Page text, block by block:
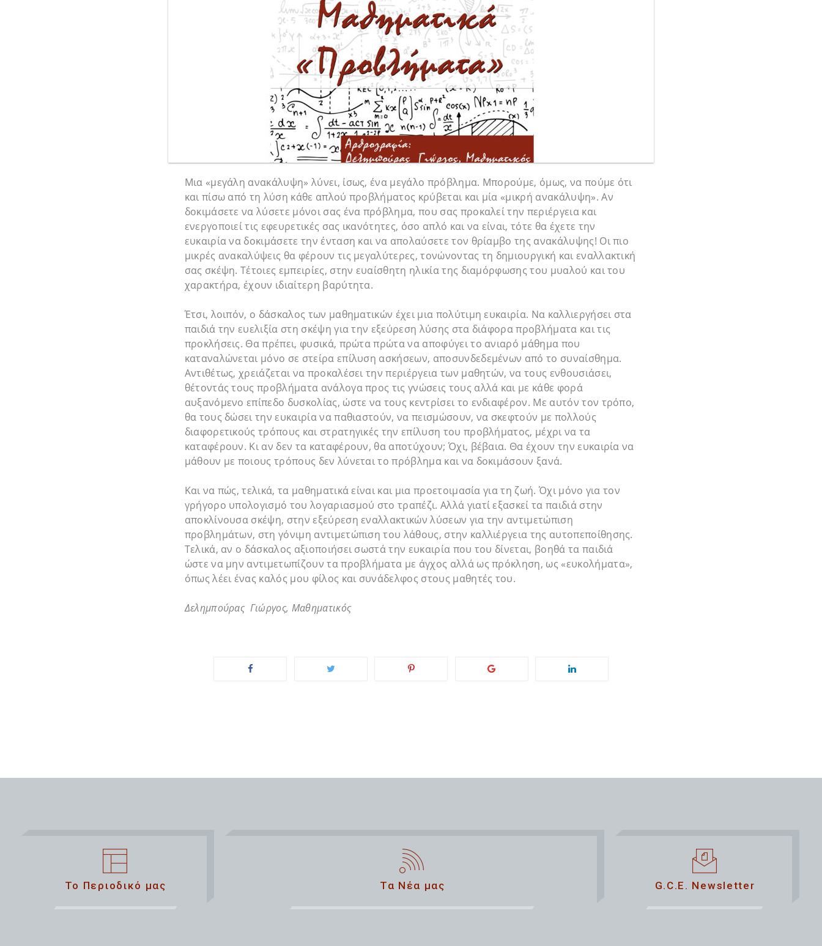
Μια «μεγάλη ανακάλυψη» λύνει, ίσως, ένα μεγάλο πρόβλημα. Μπορούμε, όμως, να πούμε ότι
και πίσω από τη λύση κάθε απλού προβλήματος κρύβεται και μία «μικρή ανακάλυψη». Αν
δοκιμάσετε να λύσετε μόνοι σας ένα πρόβλημα, που σας προκαλεί την περιέργεια και
ενεργοποιεί τις εφευρετικές σας ικανότητες, όσο απλό και να είναι, τότε θα έχετε την
ευκαιρία να δοκιμάσετε την ένταση και να απολαύσετε τον θρίαμβο της ανακάλυψης! Οι πιο
μικρές ανακαλύψεις θα φέρουν τις μεγαλύτερες, τονώνοντας τη δημιουργική και εναλλακτική
σας σκέψη. Τέτοιες εμπειρίες, στην ευαίσθητη ηλικία της διαμόρφωσης του μυαλού και του
χαρακτήρα, έχουν ιδιαίτερη βαρύτητα.
Έτσι, λοιπόν, ο δάσκαλος των μαθηματικών έχει μια πολύτιμη ευκαιρία. Να καλλιεργήσει στα
παιδιά την ευελιξία στη σκέψη για την εξεύρεση λύσης στα διάφορα προβλήματα και τις
προκλήσεις. Θα πρέπει, φυσικά, πρώτα πρώτα να αποφύγει το ανιαρό μάθημα που
καταναλώνεται μόνο σε στείρα επίλυση ασκήσεων, αποσυνδεδεμένων από το συναίσθημα.
Αντιθέτως, χρειάζεται να προκαλέσει την περιέργεια των μαθητών, να τους ενθουσιάσει,
θέτοντάς τους προβλήματα ανάλογα προς τις γνώσεις τους αλλά και με κάθε φορά
αυξανόμενο επίπεδο δυσκολίας, ώστε να τους κεντρίσει το ενδιαφέρον. Με αυτόν τον τρόπο,
θα τους δώσει την ευκαιρία να παθιαστούν, να πεισμώσουν, να σκεφτούν με πολλούς
διαφορετικούς τρόπους και στρατηγικές την επίλυση του προβλήματος, μέχρι να τα
καταφέρουν. Κι αν δεν τα καταφέρουν, θα αποτύχουν; Όχι, βέβαια. Θα έχουν την ευκαιρία να
μάθουν με ποιους τρόπους δεν λύνεται το πρόβλημα και να δοκιμάσουν ξανά.
Και να πώς, τελικά, τα μαθηματικά είναι και μια προετοιμασία για τη ζωή. Όχι μόνο για τον
γρήγορο υπολογισμό του λογαριασμού στο τραπέζι. Αλλά γιατί εξασκεί τα παιδιά στην
αποκλίνουσα σκέψη, στην εξεύρεση εναλλακτικών λύσεων για την αντιμετώπιση
προβλημάτων, στη γόνιμη αντιμετώπιση του λάθους, στην καλλιέργεια της αυτοπεποίθησης.
Τελικά, αν ο δάσκαλος αξιοποιήσει σωστά την ευκαιρία που του δίνεται, βοηθά τα παιδιά
ώστε να μην αντιμετωπίζουν τα προβλήματα με άγχος αλλά ως πρόκληση, ως «ευκολήματα»,
όπως λέει ένας καλός μου φίλος και συνάδελφος στους μαθητές του.
Δελημπούρας Γιώργος, Μαθηματικός
Το Περιοδικό μας Τα Νέα μας G.C.E. Newsletter